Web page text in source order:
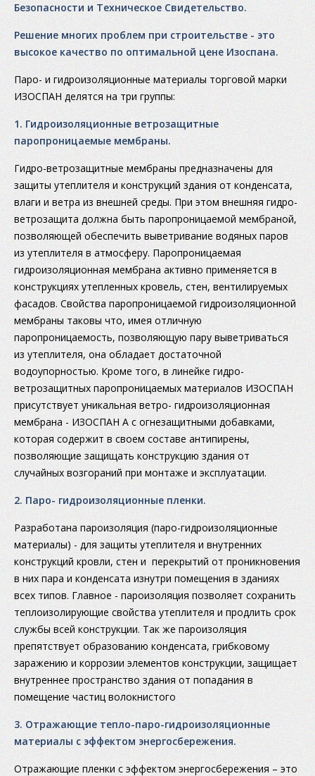
Безопасности и Техническое Свидетельство.
Решение многих проблем при строительстве - это
высокое качество по оптимальной цене Изоспана.
Паро- и гидроизоляционные материалы торговой марки
ИЗОСПАН делятся на три группы:
1. Гидроизоляционные ветрозащитные
паропроницаемые мембраны.
Гидро-ветрозащитные мембраны предназначены для
защиты утеплителя и конструкций здания от конденсата,
влаги и ветра из внешней среды. При этом внешняя гидро-
ветрозащита должна быть паропроницаемой мембраной,
позволяющей обеспечить выветривание водяных паров
из утеплителя в атмосферу. Паропроницаемая
гидроизоляционная мембрана активно применяется в
конструкциях утепленных кровель, стен, вентилируемых
фасадов. Свойства паропроницаемой гидроизоляционной
мембраны таковы что, имея отличную
паропроницаемость, позволяющую пару выветриваться
из утеплителя, она обладает достаточной
водоупорностью. Кроме того, в линейке гидро-
ветрозащитных паропроницаемых материалов ИЗОСПАН
присутствует уникальная ветро- гидроизоляционная
мембрана - ИЗОСПАН А с огнезащитными добавками,
которая содержит в своем составе антипирены,
позволяющие защищать конструкцию здания от
случайных возгораний при монтаже и эксплуатации.
2. Паро- гидроизоляционные пленки.
Разработана пароизоляция (паро-гидроизоляционные
материалы) - для защиты утеплителя и внутренних
конструкций кровли, стен и перекрытий от проникновения
в них пара и конденсата изнутри помещения в зданиях
всех типов. Главное - пароизоляция позволяет сохранить
теплоизолирующие свойства утеплителя и продлить срок
службы всей конструкции. Так же пароизоляция
препятствует образованию конденсата, грибковому
заражению и коррозии элементов конструкции, защищает
внутреннее пространство здания от попадания в
помещение частиц волокнистого
3. Отражающие тепло-паро-гидроизоляционные
материалы с эффектом энергосбережения.
Отражающие пленки с эффектом энергосбережения – это